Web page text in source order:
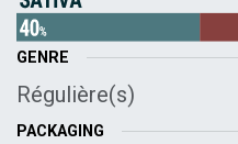
GENRE
Régulière(s)
PACKAGING